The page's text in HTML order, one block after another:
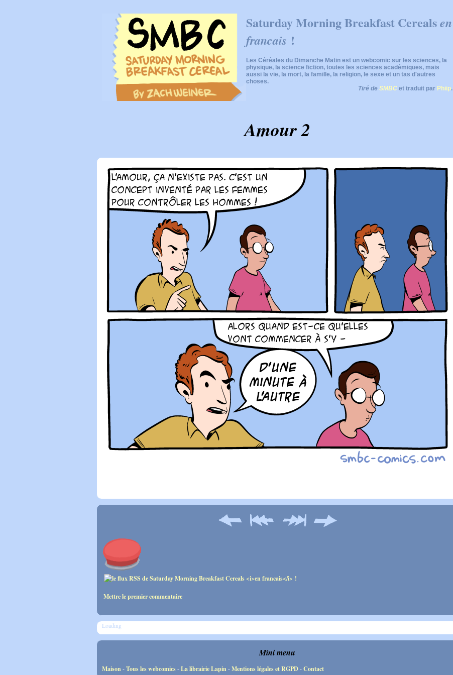
Saturday Morning Breakfast Cerealsen
francais !
Les Céréales du Dimanche Matin est un webcomic sur les sciences, la
physique, la science fiction, toutes les sciences académiques, mais
aussi la vie, la mort, la famille, la religion, le sexe et un tas d'autres
choses.
Tiré de SMBC et traduit par Phiip.
Amour 2
Mettre le premier commentaire
Loading
Mini menu
Maison-Tous les webcomics-La librairie Lapin-Mentions légales et RGPD-Contact